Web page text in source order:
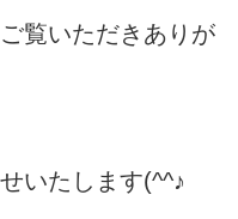
覧いただきありが
いたします(^^♪